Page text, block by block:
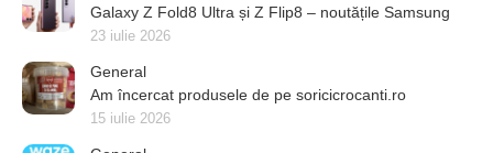
Galaxy Z Fold8 Ultra și Z Flip8 – noutățile Samsung
23 iulie 2026
General
Am încercat produsele de pe soricicrocanti.ro
15 iulie 2026